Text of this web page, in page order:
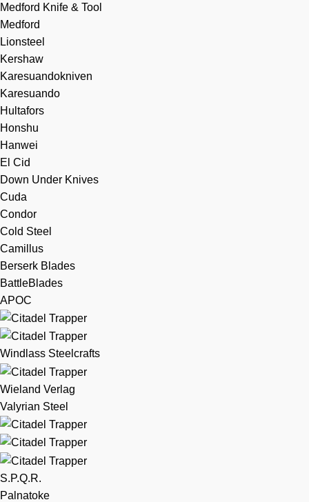
Medford Knife & Tool
Medford
Lionsteel
Kershaw
Karesuandokniven
Karesuando
Hultafors
Honshu
Hanwei
El Cid
Down Under Knives
Cuda
Condor
Cold Steel
Camillus
Berserk Blades
BattleBlades
APOC
Windlass Steelcrafts
Wieland Verlag
Valyrian Steel
S.P.Q.R.
Palnatoke